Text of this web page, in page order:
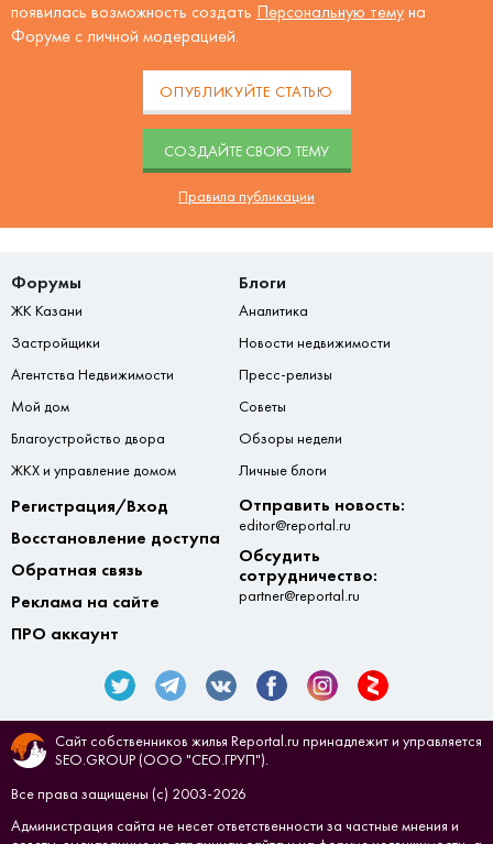
появилась возможность создать Персональную тему на
Форуме с личной модерацией.
ОПУБЛИКУЙТЕ СТАТЬЮ
CОЗДАЙТЕ СВОЮ ТЕМУ
Правила публикации
Форумы
ЖК Казани
Застройщики
Агентства Недвижимости
Мой дом
Благоустройство двора
ЖКХ и управление домом
Блоги
Аналитика
Новости недвижимости
Пресс-релизы
Советы
Обзоры недели
Личные блоги
Регистрация/Вход
Восстановление доступа
Обратная связь
Реклама на сайте
ПРО аккаунт
Отправить новость:
editor@reportal.ru
Обсудить
сотрудничество:
partner@reportal.ru
Сайт собственников жилья Reportal.ru принадлежит и управляется
SEO.GROUP (ООО "СЕО.ГРУП").
Все права защищены (с) 2003-2026
Администрация сайта не несет ответственности за частные мнения и